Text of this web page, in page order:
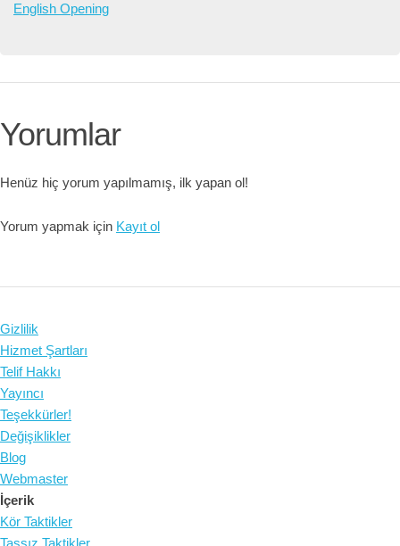
English Opening
Yorumlar
Henüz hiç yorum yapılmamış, ilk yapan ol!
Yorum yapmak için Kayıt ol
Gizlilik
Hizmet Şartları
Telif Hakkı
Yayıncı
Teşekkürler!
Değişiklikler
Blog
Webmaster
İçerik
Kör Taktikler
Taşsız Taktikler